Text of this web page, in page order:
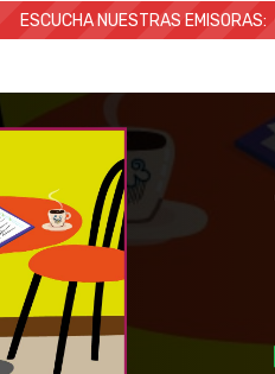
ESCUCHA NUESTRAS EMISORAS: